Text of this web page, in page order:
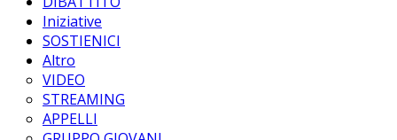
Iniziative
SOSTIENICI
Altro
VIDEO
STREAMING
APPELLI